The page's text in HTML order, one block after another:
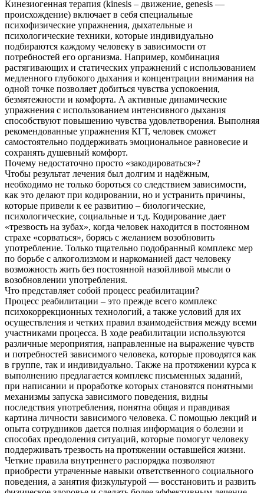
Кинезиогенная терапия (kinesis – движение, genesis —
происхождение) включает в себя специальные
психофизические упражнения, дыхательные и
психологические техники, которые индивидуально
подбираются каждому человеку в зависимости от
потребностей его организма. Например, комбинация
растягивающих и статических упражнений с использованием
медленного глубокого дыхания и концентрации внимания на
одной точке позволяет добиться чувства успокоения,
безмятежности и комфорта. А активные динамические
упражнения с использованием интенсивного дыхания
способствуют повышению чувства удовлетворения. Выполняя
рекомендованные упражнения КГТ, человек сможет
самостоятельно поддерживать эмоциональное равновесие и
сохранять душевный комфорт.
Почему недостаточно просто «закодироваться»?
Чтобы результат лечения был долгим и надёжным,
необходимо не только бороться со следствием зависимости,
как это делают при кодировании, но и устранить причины,
которые привели к ее развитию – биологические,
психологические, социальные и т.д. Кодирование дает
«трезвость на зубах», когда человек находится в постоянном
страхе «сорваться», борясь с желанием возобновить
употребление. Только тщательно подобранный комплекс мер
по борьбе с алкоголизмом и наркоманией даст человеку
возможность жить без постоянной назойливой мысли о
возобновлении употребления.
Что представляет собой процесс реабилитации?
Процесс реабилитации – это прежде всего комплекс
психокоррекционных технологий, а также условий для их
осуществления и четких правил взаимодействия между всеми
участниками процесса. В ходе реабилитации используются
различные мероприятия, направленные на выражение чувств
и потребностей зависимого человека, которые проводятся как
в группе, так и индивидуально. Также на протяжении курса к
выполнению предлагается комплекс письменных заданий,
при написании и проработке которых становятся понятными
механизмы запуска зависимого поведения, видны
последствия употребления, понятна общая и правдивая
картина личности зависимого человека. С помощью лекций и
опыта сотрудников дается полная информация о болезни и
способах преодоления ситуаций, которые помогут человеку
поддерживать трезвость на протяжении оставшейся жизни.
Четкие правила внутреннего распорядка позволяют
приобрести утраченные навыки ответственного социального
поведения, а занятия физкультурой — восстановить и развить